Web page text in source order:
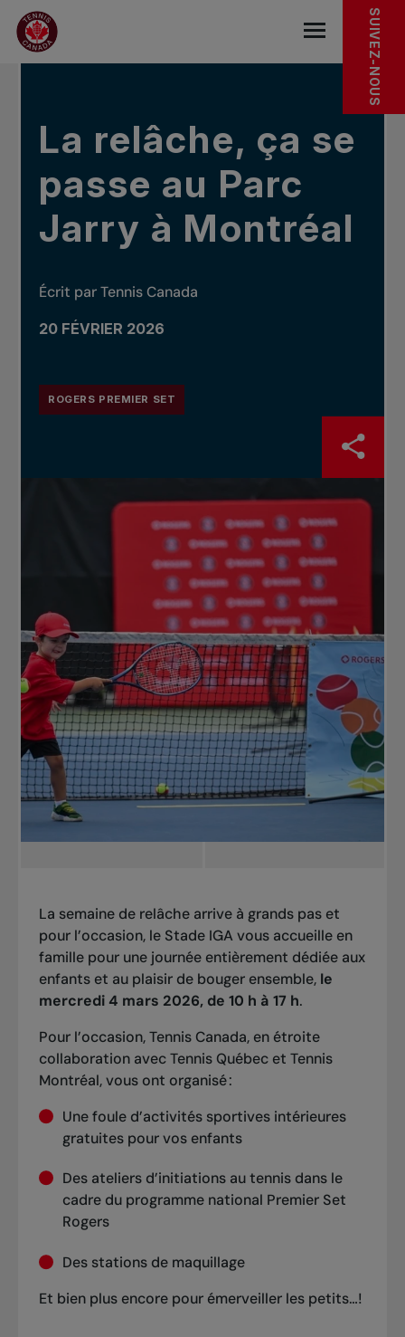
Sauter au menu principal
Sauter au contenu principal
Sauter au pied de page
DANS LES NOUVELLES SUIVEZ-NOUS
La relâche, ça se
passe au Parc
Jarry à Montréal
Écrit par Tennis Canada
20 FÉVRIER 2026
ROGERS PREMIER SET
La semaine de relâche arrive à grands pas et
pour l’occasion, le Stade IGA vous accueille en
famille pour une journée entièrement dédiée aux
enfants et au plaisir de bouger ensemble, le
mercredi 4 mars 2026, de 10 h à 17 h.
Pour l’occasion, Tennis Canada, en étroite
collaboration avec Tennis Québec et Tennis
Montréal, vous ont organisé :
Une foule d’activités sportives intérieures
gratuites pour vos enfants
Des ateliers d’initiations au tennis dans le
cadre du programme national Premier Set
Rogers
Des stations de maquillage
Et bien plus encore pour émerveiller les petits…!